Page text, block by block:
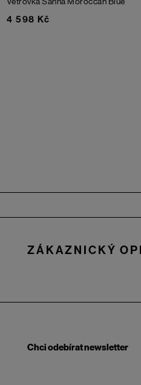
4 598 Kč
ZÁKAZNICKÝ
Chci odebírat newsletter